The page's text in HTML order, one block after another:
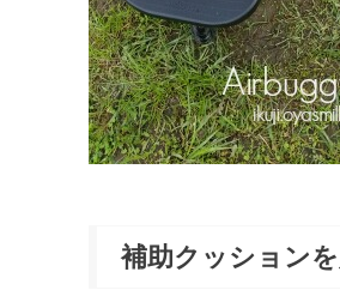
補助クッションを